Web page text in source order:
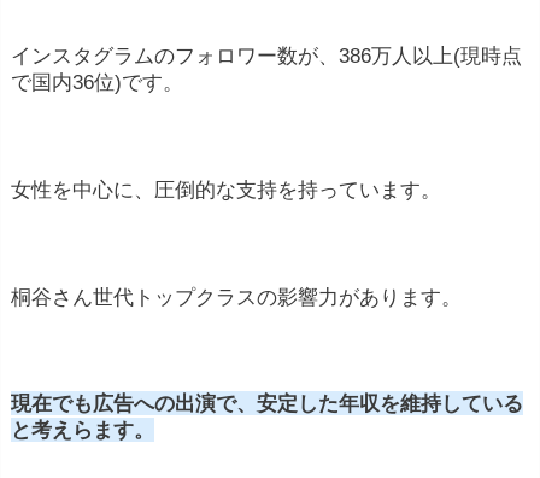
インスタグラムのフォロワー数が、386万人以上(現時点
で国内36位)です。
女性を中心に、圧倒的な支持を持っています。
桐谷さん世代トップクラスの影響力があります。
現在でも広告への出演で、安定した年収を維持している
と考えらます。